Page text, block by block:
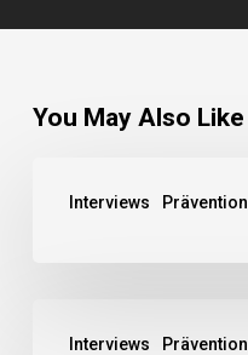
You May Also Like
Interviews Prävention
Interviews Prävention